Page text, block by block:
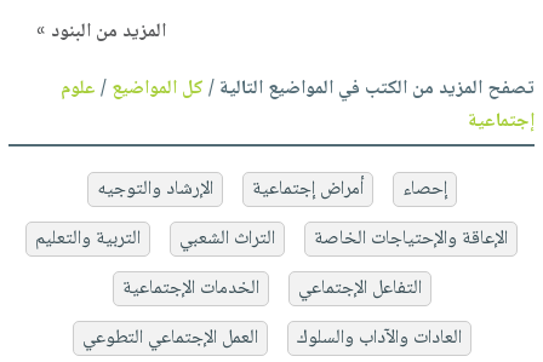
المزيد من البنود »
تصفح المزيد من الكتب في المواضيع التالية /كل المواضيع/علوم
إجتماعية
إحصاء أمراض إجتماعية
الإرشاد والتوجيه
الإعاقة والإحتياجات الخاصة
التراث الشعبي
التربية والتعليم
التفاعل الإجتماعي
الخدمات الإجتماعية
العادات والآداب والسلوك
العمل الإجتماعي التطوعي